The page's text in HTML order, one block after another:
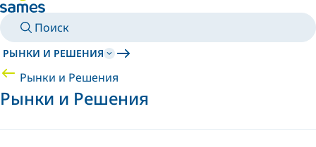
Поиск
РЫНКИ И РЕШЕНИЯ
Рынки и Решения
Рынки и Решения